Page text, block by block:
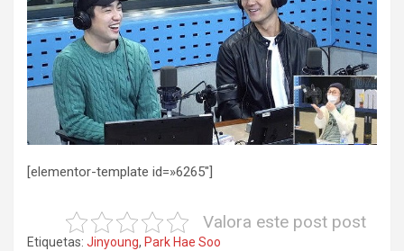
[elementor-template id=»6265″]
Valora este post post
Etiquetas: Jinyoung, Park Hae Soo